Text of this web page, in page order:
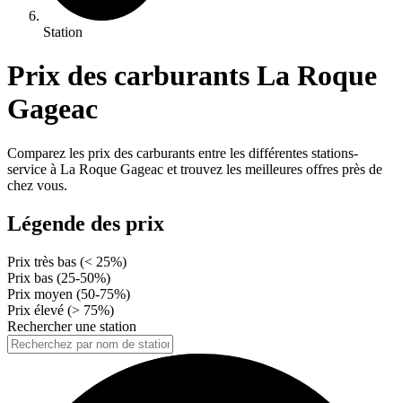
Station
Prix des carburants La Roque
Gageac
Comparez les prix des carburants entre les différentes stations-
service à La Roque Gageac et trouvez les meilleures offres près de
chez vous.
Légende des prix
Prix très bas (< 25%)
Prix bas (25-50%)
Prix moyen (50-75%)
Prix élevé (> 75%)
Rechercher une station